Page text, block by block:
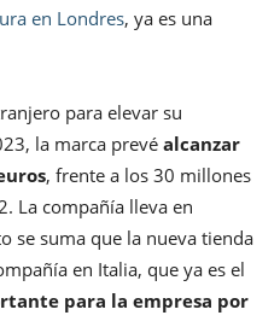
en Londres, ya es una
para elevar su
la marca prevé alcanzar
, frente a los 30 millones
La compañía lleva en
se suma que la nueva tienda
en Italia, que ya es el
para la empresa por